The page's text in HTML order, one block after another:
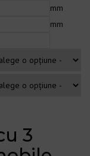
mm
mm
3